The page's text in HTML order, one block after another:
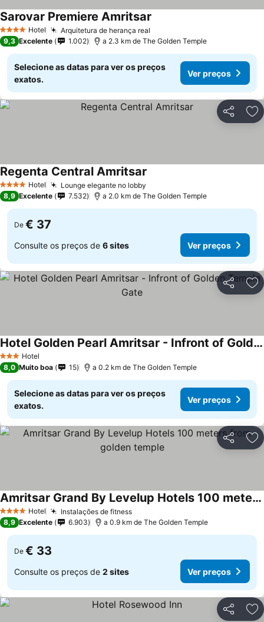
4 EstrelasHotel Arquitetura de herança real
Sarovar Premiere Amritsar
9,3 Excelente 1.002 a 2.3 km de The Golden Temple
Selecione as datas para ver os preços
exatos.
Ver preços
Partilhar
4 EstrelasHotel Lounge elegante no lobby
Regenta Central Amritsar
8,9 Excelente 7.532 a 2.0 km de The Golden Temple
De € 37
Consulte os preços de 6 sites Ver preços
Partilhar
3 EstrelasHotel
Hotel Golden Pearl Amritsar - Infront of Golden Temple Gate
Ver preços
8,0 Muito boa 15 a 0.2 km de The Golden Temple
Selecione as datas para ver os preços
exatos.
Ver preços
Partilhar
4 EstrelasHotel Instalações de fitnessVer preços
Amritsar Grand By Levelup Hotels 100 meters from golden temple
Ver preços
8,9 Excelente 6.903 a 0.9 km de The Golden Temple
De € 33
Consulte os preços de 2 sites Ver preços
Partilhar